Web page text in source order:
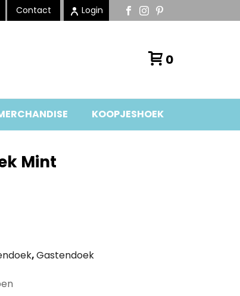
Contact Login
0
KOOPJESHOEK
Mint
,Gastendoek